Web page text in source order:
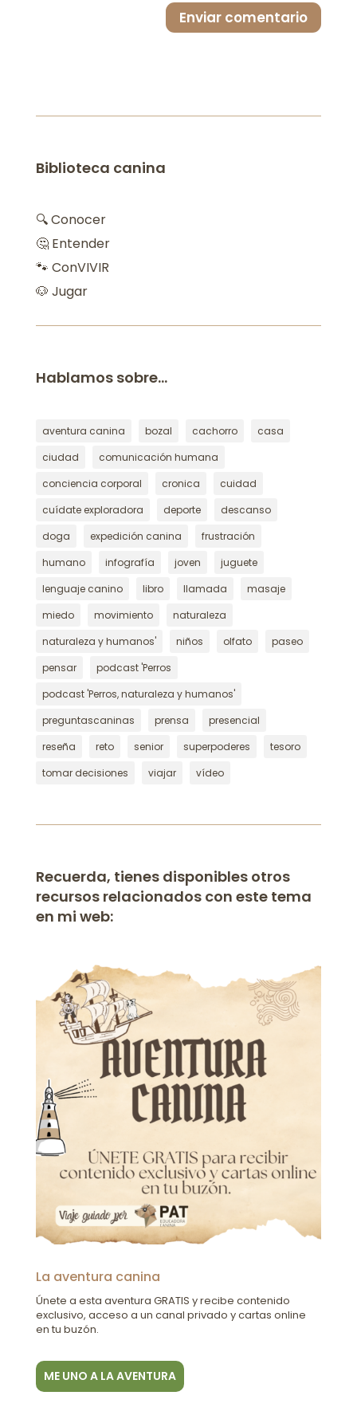
Enviar comentario
Biblioteca canina
🔍 Conocer
🤔 Entender
🐾 ConVIVIR
🐶 Jugar
Hablamos sobre…
aventura canina bozal cachorro
casa
ciudad
comunicación humana
conciencia corporal
cronica
cuidad
cuídate exploradora
deporte
descanso
doga
expedición canina
frustración
humano
infografía joven
juguete
lenguaje canino
libro llamada
masaje
miedo
movimiento
naturaleza
naturaleza y humanos'
niños olfato
paseo
pensar
podcast 'Perros
podcast 'Perros, naturaleza y humanos'
preguntascaninas
prensa
presencial
reseña
reto senior superpoderes
tesoro
tomar decisiones
viajar vídeo
Recuerda, tienes disponibles otros
recursos relacionados con este tema
en mi web:
La aventura canina
Únete a esta aventura GRATIS y recibe contenido
exclusivo, acceso a un canal privado y cartas online
en tu buzón.
ME UNO A LA AVENTURA